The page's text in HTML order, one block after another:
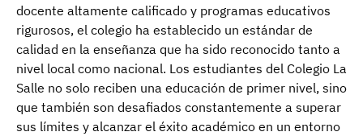
docente altamente calificado y programas educativos
rigurosos, el colegio ha establecido un estándar de
calidad en la enseñanza que ha sido reconocido tanto a
nivel local como nacional. Los estudiantes del Colegio La
Salle no solo reciben una educación de primer nivel, sino
que también son desafiados constantemente a superar
sus límites y alcanzar el éxito académico en un entorno